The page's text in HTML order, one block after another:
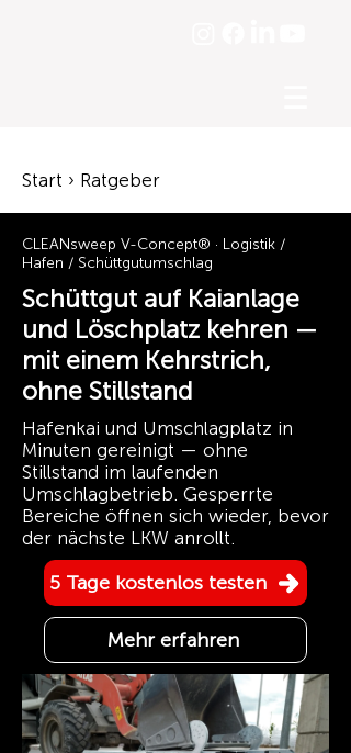
Start › Ratgeber
CLEANsweep V-Concept® · Logistik /
Hafen / Schüttgutumschlag
Schüttgut auf Kaianlage
und Löschplatz kehren —
mit einem Kehrstrich,
ohne Stillstand
Hafenkai und Umschlagplatz in
Minuten gereinigt — ohne
Stillstand im laufenden
Umschlagbetrieb. Gesperrte
Bereiche öffnen sich wieder, bevor
der nächste LKW anrollt.
5 Tage kostenlos testen
Mehr erfahren